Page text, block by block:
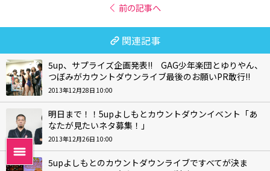
前の記事へ
関連記事
5up、サプライズ企画発表!! GAG少年楽団とゆりやん、
つぼみがカウントダウンライブ最後のお願いPR敢行!!
2013年12月28日 10:00
明日まで！！5upよしもとカウントダウンイベント「あ
なたが見たいネタ募集！」
2013年12月26日 10:00
5upよしもとのカウントダウンライブですべてが決ま